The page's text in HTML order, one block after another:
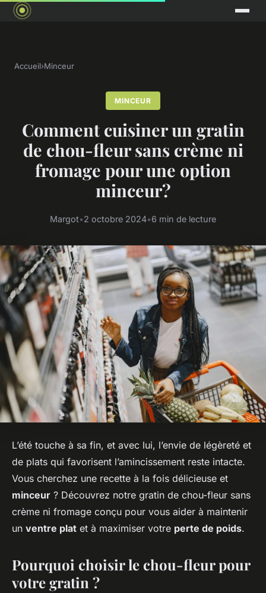
Accueil›Minceur
MINCEUR
Comment cuisiner un gratin
de chou-fleur sans crème ni
fromage pour une option
minceur?
Margot•2 octobre 2024•6 min de lecture
L’été touche à sa fin, et avec lui, l’envie de légèreté et
de plats qui favorisent l’amincissement reste intacte.
Vous cherchez une recette à la fois délicieuse et
minceur ? Découvrez notre gratin de chou-fleur sans
crème ni fromage conçu pour vous aider à maintenir
un ventre plat et à maximiser votre perte de poids.
Pourquoi choisir le chou-fleur pour
votre gratin ?